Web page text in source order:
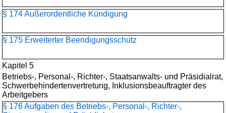
§ 174 Außerordentliche Kündigung
§ 175 Erweiterter Beendigungsschutz
Kapitel 5
Betriebs-, Personal-, Richter-, Staatsanwalts- und Präsidialrat,
Schwerbehindertenvertretung, Inklusionsbeauftragter des
Arbeitgebers
§ 176 Aufgaben des Betriebs-, Personal-, Richter-,